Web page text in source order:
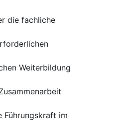
die fachliche
Weiterbildung
Führungskraft im